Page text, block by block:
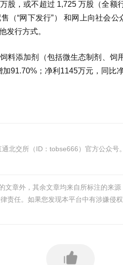
股，或不超过 1,725 万股（全额
（“网下发行”） 和网上向社会
发行方式。
料添加剂（包括微生态制剂、饲
91.70%；净利1145万元，同比
北交所（ID：tobse666）官方公众号
文章外，其余文章均来自所标注的来
责任。如果您发现本平台中有涉嫌侵